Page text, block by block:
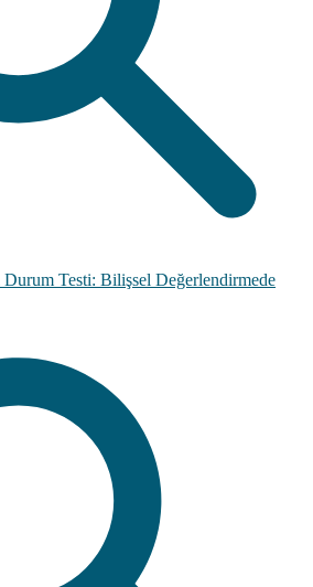
Testi: Bilişsel Değerlendirmede